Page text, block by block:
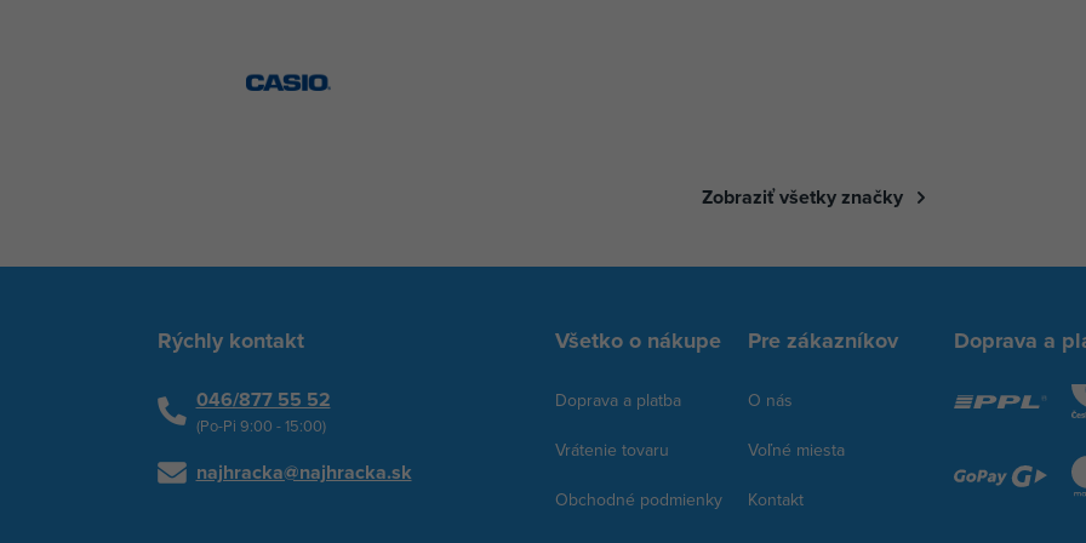
Zobraziť všetky značky
Rýchly kontakt
046/877 55 52
(Po-Pi 9:00 - 15:00)
najhracka@najhracka.sk
Všetko o nákupe
Doprava a platba
Vrátenie tovaru
Obchodné podmienky
Pre zákazníkov
O nás
Voľné miesta
Kontakt
Doprava a